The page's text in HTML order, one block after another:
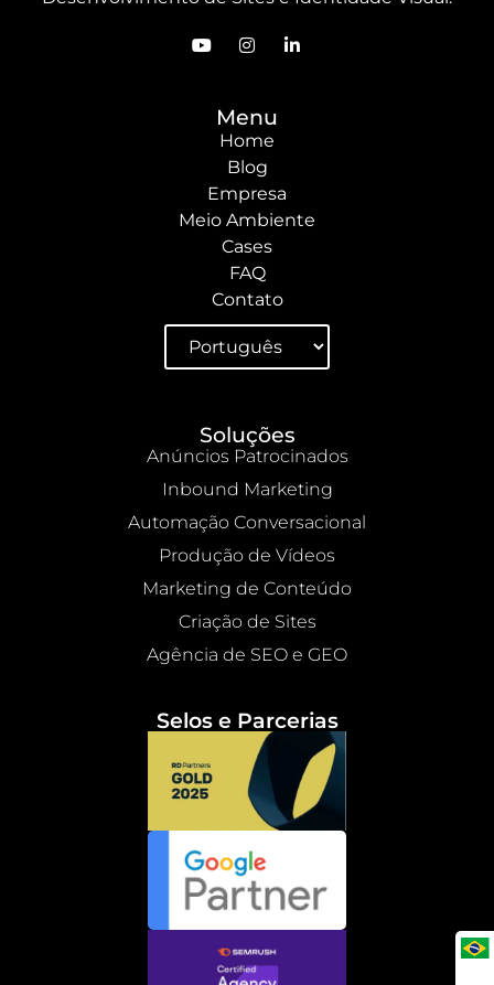
Menu
Home
Blog
Empresa
Meio Ambiente
Cases
FAQ
Contato
Soluções
Anúncios Patrocinados
Inbound Marketing
Automação Conversacional
Produção de Vídeos
Marketing de Conteúdo
Criação de Sites
Agência de SEO e GEO
Selos e Parcerias